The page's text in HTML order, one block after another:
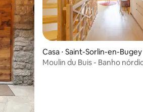
Casa ⋅ Saint-Sorlin-en-Bugey
Moulin du Buis - Banho